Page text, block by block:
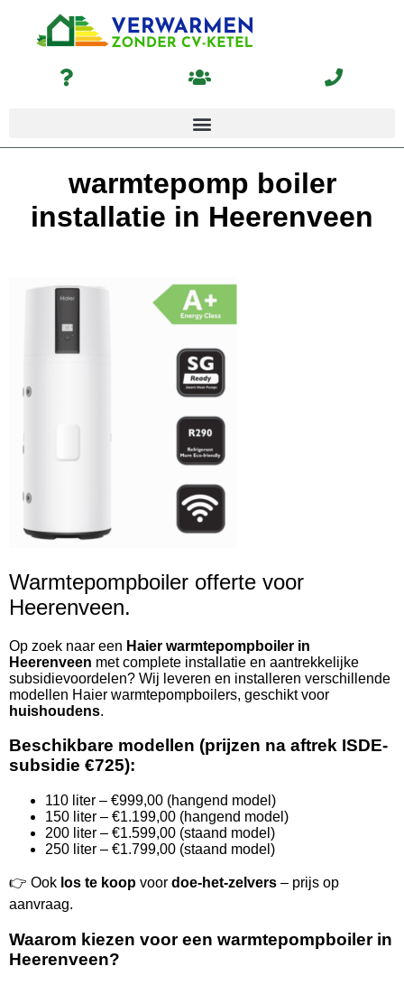
warmtepomp boiler
installatie in Heerenveen
Warmtepompboiler offerte voor
Heerenveen.
Op zoek naar een Haier warmtepompboiler in
Heerenveen met complete installatie en aantrekkelijke
subsidievoordelen? Wij leveren en installeren verschillende
modellen Haier warmtepompboilers, geschikt voor
huishoudens.
Beschikbare modellen (prijzen na aftrek ISDE-
subsidie €725):
110 liter – €999,00 (hangend model)
150 liter – €1.199,00 (hangend model)
200 liter – €1.599,00 (staand model)
250 liter – €1.799,00 (staand model)
👉 Ook los te koop voor doe-het-zelvers – prijs op
aanvraag.
Waarom kiezen voor een warmtepompboiler in
Heerenveen?